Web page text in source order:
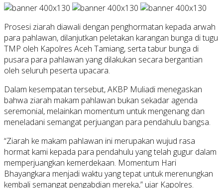
Prosesi ziarah diawali dengan penghormatan kepada arwah
para pahlawan, dilanjutkan peletakan karangan bunga di tugu
TMP oleh Kapolres Aceh Tamiang, serta tabur bunga di
pusara para pahlawan yang dilakukan secara bergantian
oleh seluruh peserta upacara.
Dalam kesempatan tersebut, AKBP Muliadi menegaskan
bahwa ziarah makam pahlawan bukan sekadar agenda
seremonial, melainkan momentum untuk mengenang dan
meneladani semangat perjuangan para pendahulu bangsa.
“Ziarah ke makam pahlawan ini merupakan wujud rasa
hormat kami kepada para pendahulu yang telah gugur dalam
memperjuangkan kemerdekaan. Momentum Hari
Bhayangkara menjadi waktu yang tepat untuk merenungkan
kembali semangat pengabdian mereka,” ujar Kapolres.